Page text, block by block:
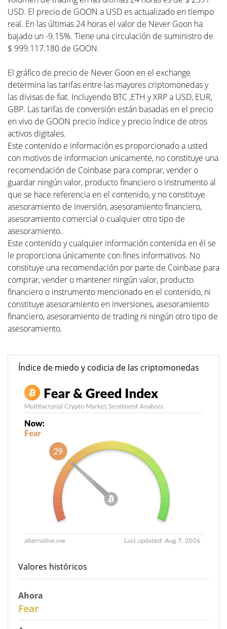
USD. El precio de GOON a USD es actualizado en tiempo
real. En las últimas 24 horas el valor de Never Goon ha
bajado un -9.15%. Tiene una circulación de suministro de
$ 999.117.180 de GOON.
El gráfico de precio de Never Goon en el exchange
determina las tarifas entre las mayores criptomonedas y
las divisas de fiat. Incluyendo BTC ,ETH y XRP a USD, EUR,
GBP. Las tarifas de conversión están basadas en el precio
en vivo de GOON precio índice y precio índice de otros
activos digitales.
Este contenido e información es proporcionado a usted
con motivos de informacion unicamente, no constituye una
recomendación de Coinbase para comprar, vender o
guardar ningún valor, producto financiero o instrumento al
que se hace referencia en el contenido, y no constituye
asesoramiento de inversión, asesoramiento financiero,
asesoramiento comercial o cualquier otro tipo de
asesoramiento.
Este contenido y cualquier información contenida en él se
le proporciona únicamente con fines informativos. No
constituye una recomendación por parte de Coinbase para
comprar, vender o mantener ningún valor, producto
financiero o instrumento mencionado en el contenido, ni
constituye asesoramiento en inversiones, asesoramiento
financiero, asesoramiento de trading ni ningún otro tipo de
asesoramiento.
Índice de miedo y codicia de las criptomonedas
Valores históricos
Ahora
Fear